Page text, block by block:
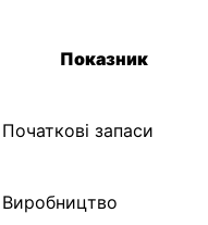
Показник
Початкові запаси
Виробництво